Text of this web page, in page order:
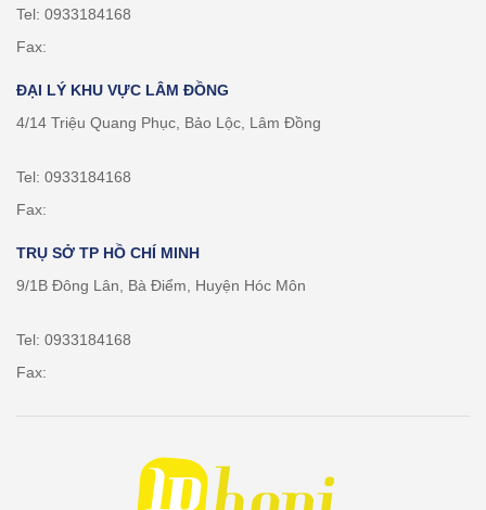
Tel: 0933184168
Fax:
ĐẠI LÝ KHU VỰC LÂM ĐỒNG
4/14 Triệu Quang Phục, Bảo Lộc, Lâm Đồng
Tel: 0933184168
Fax:
TRỤ SỞ TP HỒ CHÍ MINH
9/1B Đông Lân, Bà Điểm, Huyện Hóc Môn
Tel: 0933184168
Fax: